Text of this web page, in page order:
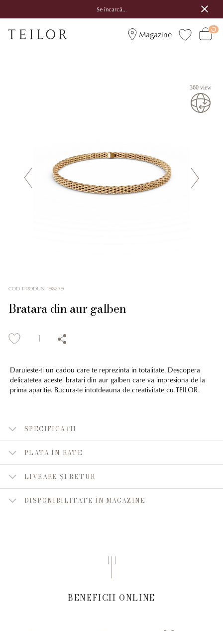
Se încarcă...
Magazine
360 view
COD PRODUS: 196279
Bratara din aur galben
Daruieste-ti un cadou care te reprezinta in totalitate. Descopera
delicatetea acestei bratari din aur galben care va impresiona de la
prima aparitie. Bucura-te intotdeauna de creativitate cu TEILOR.
SPECIFICAȚII
PLATA ÎN RATE
LIVRARE ȘI RETUR
DISPONIBILITATE ÎN MAGAZINE
BENEFICII ONLINE